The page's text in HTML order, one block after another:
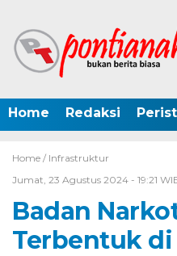
Home Redaksi
Home / Infrastruktur
Jumat, 23 Agustus 2024 - 19:21
Badan
Terbentuk di